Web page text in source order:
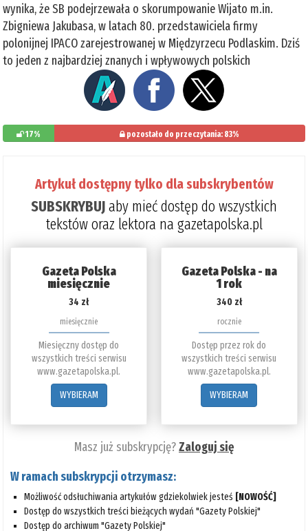
wynika, że SB podejrzewała o skorumpowanie Wijato m.in.
Zbigniewa Jakubasa, w latach 80. przedstawiciela firmy
polonijnej IPACO zarejestrowanej w Międzyrzecu Podlaskim. Dziś
to jeden z najbardziej znanych i wpływowych polskich
17% pozostało do przeczytania: 83%
Artykuł dostępny tylko dla subskrybentów
SUBSKRYBUJaby mieć dostęp do wszystkich
tekstów oraz lektora na gazetapolska.pl
Gazeta Polska
miesięcznie
34 zł
miesięcznie
Miesięczny dostęp do
wszystkich treści serwisu
www.gazetapolska.pl.
WYBIERAM
Gazeta Polska - na
1 rok
340 zł
rocznie
Dostęp przez rok do
wszystkich treści serwisu
www.gazetapolska.pl.
WYBIERAM
Masz już subskrypcję?Zaloguj się
W ramach subskrypcji otrzymasz:
Możliwość odsłuchiwania artykułów gdziekolwiek jesteś [NOWOŚĆ]
Dostęp do wszystkich treści bieżących wydań "Gazety Polskiej"
Dostęp do archiwum "Gazety Polskiej"